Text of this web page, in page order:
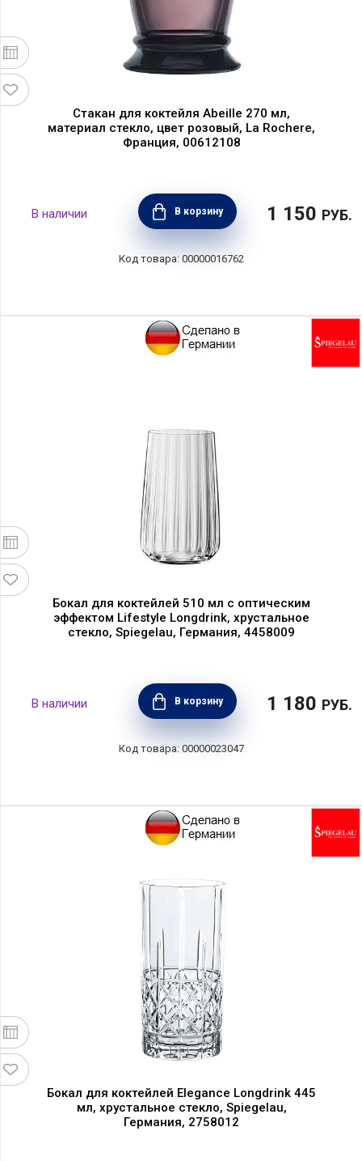
Стакан для коктейля Abeille 270 мл,
материал стекло, цвет розовый, La Rochere,
Франция, 00612108
В корзину 1 150 РУБ.
00000016762
Бокал для коктейлей 510 мл с оптическим
эффектом Lifestyle Longdrink, хрустальное
стекло, Spiegelau, Германия, 4458009
В корзину 1 180 РУБ.
00000023047
Бокал для коктейлей Elegance Longdrink 445
мл, хрустальное стекло, Spiegelau,
Германия, 2758012